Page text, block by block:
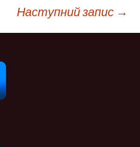
Наступний запис →